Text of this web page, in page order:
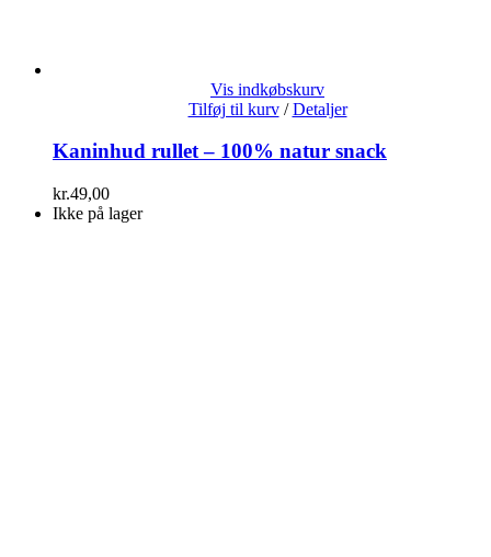
Vis indkøbskurv
Tilføj til kurv / Detaljer
Kaninhud rullet – 100% natur snack
kr.49,00
Ikke på lager